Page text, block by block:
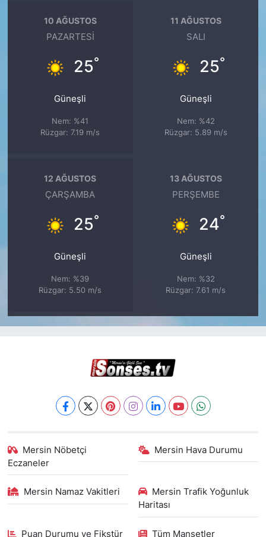
10 AĞUSTOS
PAZARTESI
25°
Güneşli
Nem: %41
Rüzgar: 7.19 m/s
11 AĞUSTOS
SALI
25°
Güneşli
Nem: %42
Rüzgar: 5.89 m/s
12 AĞUSTOS
ÇARŞAMBA
25°
Güneşli
Nem: %39
Rüzgar: 5.50 m/s
13 AĞUSTOS
PERŞEMBE
24°
Güneşli
Nem: %32
Rüzgar: 7.61 m/s
Mersin Nöbetçi
Eczaneler
Mersin Hava Durumu
Mersin Namaz Vakitleri
Mersin Trafik Yoğunluk
Haritası
Puan Durumu ve Fikstür Tüm Manşetler